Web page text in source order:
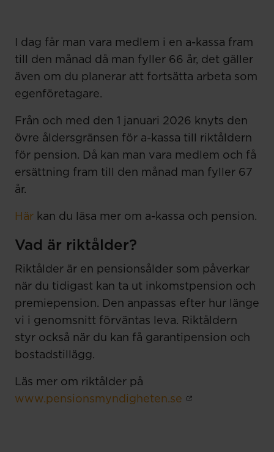
I dag får man vara medlem i en a-kassa fram
till den månad då man fyller 66 år, det gäller
även om du planerar att fortsätta arbeta som
egenföretagare.
Från och med den 1 januari 2026 knyts den
övre åldersgränsen för a-kassa till riktåldern
för pension. Då kan man vara medlem och få
ersättning fram till den månad man fyller 67
år.
Här kan du läsa mer om a-kassa och pension.
Vad är riktålder?
Riktålder är en pensionsålder som påverkar
när du tidigast kan ta ut inkomstpension och
premiepension. Den anpassas efter hur länge
vi i genomsnitt förväntas leva. Riktåldern
styr också när du kan få garantipension och
bostadstillägg.
Läs mer om riktålder på
www.pensionsmyndigheten.se